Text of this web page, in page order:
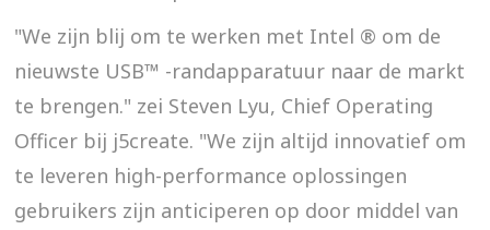
"We zijn blij om te werken met Intel ® om de
nieuwste USB™ -randapparatuur naar de markt
te brengen." zei Steven Lyu, Chief Operating
Officer bij j5create. "We zijn altijd innovatief om
te leveren high-performance oplossingen
gebruikers zijn anticiperen op door middel van